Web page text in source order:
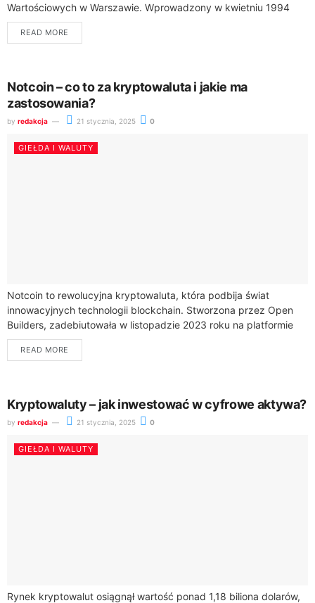
Wartościowych w Warszawie. Wprowadzony w kwietniu 1994
roku, stanowi ważne narzędzie do oceny kondycji polskiego
rynku kapitałowego.Dowiesz...
READ MORE
Notcoin – co to za kryptowaluta i jakie ma
zastosowania?
by redakcja 21 stycznia, 2025 0
GIEŁDA I WALUTY
Notcoin to rewolucyjna kryptowaluta, która podbija świat
innowacyjnych technologii blockchain. Stworzona przez Open
Builders, zadebiutowała w listopadzie 2023 roku na platformie
Telegram, oferując unikalny koncept gry
kryptowalutowej.Działająca na blockchainie TON...
READ MORE
Kryptowaluty – jak inwestować w cyfrowe aktywa?
by redakcja 21 stycznia, 2025 0
GIEŁDA I WALUTY
Rynek kryptowalut osiągnął wartość ponad 1,18 biliona dolarów,